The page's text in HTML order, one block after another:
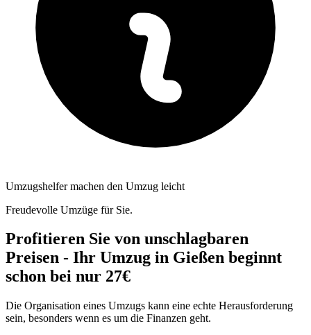
Umzugshelfer machen den Umzug leicht
Freudevolle Umzüge für Sie.
Profitieren Sie von unschlagbaren
Preisen - Ihr Umzug in Gießen beginnt
schon bei nur 27€
Die Organisation eines Umzugs kann eine echte Herausforderung
sein, besonders wenn es um die Finanzen geht.